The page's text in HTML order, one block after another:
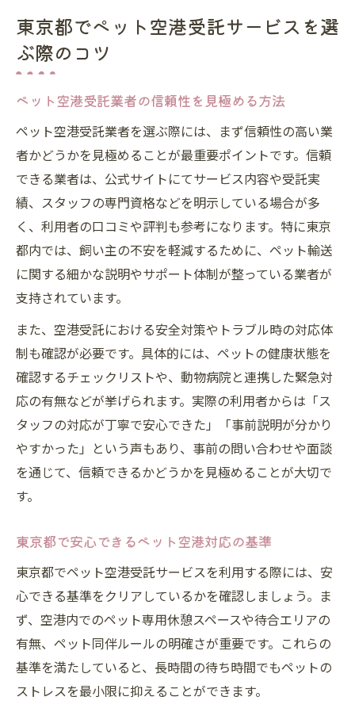
ペット空港受託サービスの選び方と比較の
コツ
ペット空港利用時に気を付けたい東京都のポイ
ント
ペット空港利用で東京都特有の注意点を知
る
ペット空港受託時の東京都での手続き流れ
東京都でペット空港利用時の環境配慮ポイ
ント
ペット空港対応施設の利用マナーと注意点
備
愛犬との空港利用を東京都で安心に進める方法
ペット空港で愛犬に負担をかけない工夫
東京都のペット空港サービス活用体験談
ペット空港受託で快適に預けるコツを解説
空港で愛犬と過ごす際の安心準備リスト
東京都でペット空港受託を依頼する流れと注意
点
ペット空港受託申込から当日までの流れ
東京都でのペット空港受託必要書類と手順
ペット空港利用時のトラブル予防策を解説
当日までに準備したいペット空港チェック
東京都でペット空港受託サービスを選
ぶ際のコツ
ペット空港受託業者の信頼性を見極める方法
ペット空港受託業者を選ぶ際には、まず信頼性の高い業
者かどうかを見極めることが最重要ポイントです。信頼
できる業者は、公式サイトにてサービス内容や受託実
績、スタッフの専門資格などを明示している場合が多
く、利用者の口コミや評判も参考になります。特に東京
都内では、飼い主の不安を軽減するために、ペット輸送
に関する細かな説明やサポート体制が整っている業者が
支持されています。
また、空港受託における安全対策やトラブル時の対応体
制も確認が必要です。具体的には、ペットの健康状態を
確認するチェックリストや、動物病院と連携した緊急対
応の有無などが挙げられます。実際の利用者からは「ス
タッフの対応が丁寧で安心できた」「事前説明が分かり
やすかった」という声もあり、事前の問い合わせや面談
を通じて、信頼できるかどうかを見極めることが大切で
す。
東京都で安心できるペット空港対応の基準
東京都でペット空港受託サービスを利用する際には、安
心できる基準をクリアしているかを確認しましょう。ま
ず、空港内でのペット専用休憩スペースや待合エリアの
有無、ペット同伴ルールの明確さが重要です。これらの
基準を満たしていると、長時間の待ち時間でもペットの
ストレスを最小限に抑えることができます。